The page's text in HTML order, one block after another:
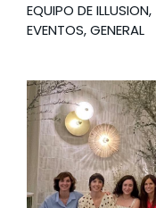
EQUIPO DE ILLUSION,
EVENTOS,GENERAL